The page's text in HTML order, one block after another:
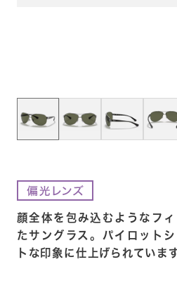
顔全体を包み込むようなフ
たサングラス。パイロット
トな印象に仕上げられています